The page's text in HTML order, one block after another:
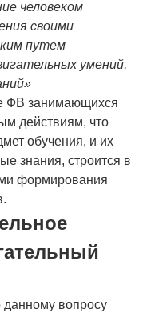
человеком
своими
путем
умений,
ФВ занимающихся
действиям, что
обучения, и их
знания, строится в
формирова­ния
вопросу